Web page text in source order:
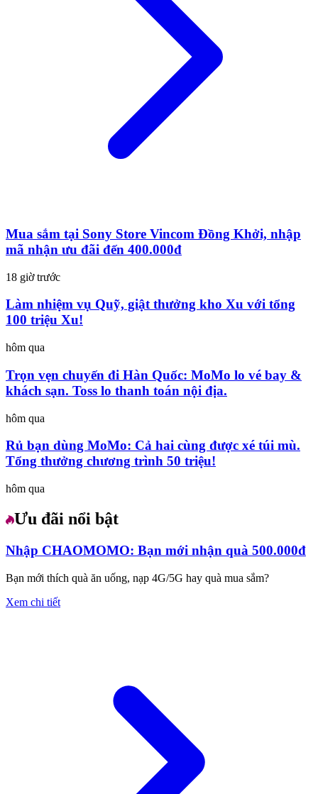
Mua sắm tại Sony Store Vincom Đồng Khởi, nhập
mã nhận ưu đãi đến 400.000đ
18 giờ trước
Làm nhiệm vụ Quỹ, giật thưởng kho Xu với tổng
100 triệu Xu!
hôm qua
Trọn vẹn chuyến đi Hàn Quốc: MoMo lo vé bay &
khách sạn. Toss lo thanh toán nội địa.
hôm qua
Rủ bạn dùng MoMo: Cả hai cùng được xé túi mù.
Tổng thưởng chương trình 50 triệu!
hôm qua
Ưu đãi nổi bật
Nhập CHAOMOMO: Bạn mới nhận quà 500.000đ
Bạn mới thích quà ăn uống, nạp 4G/5G hay quà mua sắm?
Xem chi tiết